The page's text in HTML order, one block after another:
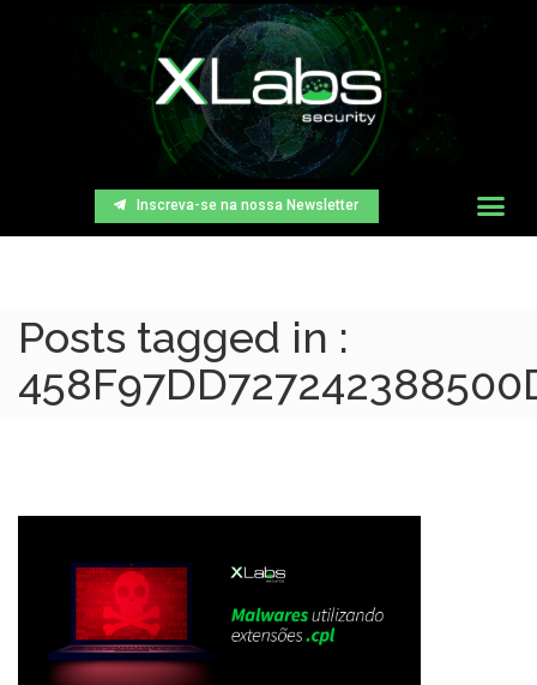
Inscreva-se na nossa Newsletter
Posts tagged in :